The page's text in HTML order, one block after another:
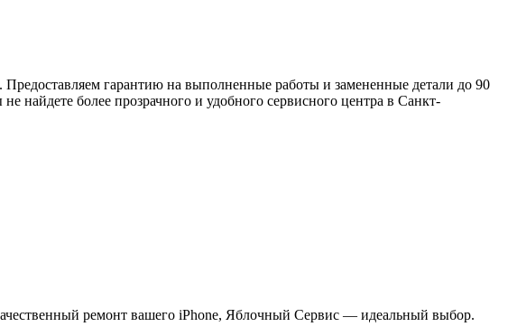
гарантию на выполненные работы и замененные детали до 90
найдете более прозрачного и удобного сервисного центра в Санкт-
ремонт вашего iPhone, Яблочный Сервис — идеальный выбор.